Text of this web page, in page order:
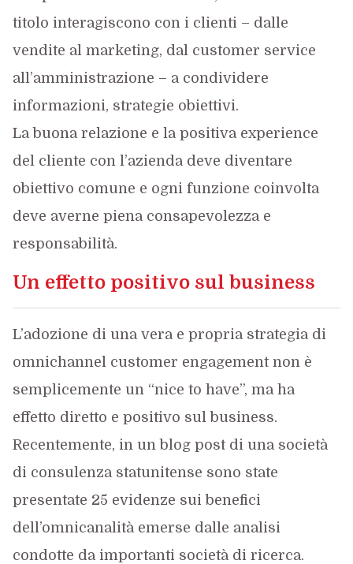
titolo interagiscono con i clienti – dalle
vendite al marketing, dal customer service
all’amministrazione – a condividere
informazioni, strategie obiettivi.
La buona relazione e la positiva experience
del cliente con l’azienda deve diventare
obiettivo comune e ogni funzione coinvolta
deve averne piena consapevolezza e
responsabilità.
Un effetto positivo sul business
L’adozione di una vera e propria strategia di
omnichannel customer engagement non è
semplicemente un “nice to have”, ma ha
effetto diretto e positivo sul business.
Recentemente, in un blog post di una società
di consulenza statunitense sono state
presentate 25 evidenze sui benefici
dell’omnicanalità emerse dalle analisi
condotte da importanti società di ricerca.